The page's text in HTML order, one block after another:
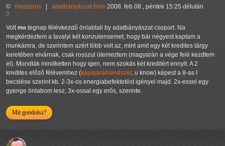
© Haszprus adatbányászat bme 2008. feb 08., péntek 15:25 délután
0
Voltma tegnap félévkezdő önlabtali by adatbányászat csoport. Na
megkérdeztem a tavalyi két konzulensemet, hogy bár négyest kaptam a
munkámra, de szerintem azért több volt az, mint amit egy két kredites tárgy
keretében elvárnak, csak rosszul ütemeztem (magyarán a vége felé kezdtem
el). Mondták mindketten hogy igen, nem szokás két kreditért ennyit.A 2
kredites előző félévemhez (képajánlórendszer, u know) képest a 8-as I
becslése szerint kb. 2-3x-os energiabefektetést igényel majd. 2x-essel egy
gyenge önlabom lesz, 3x-ossal egy erős, szerinte.
Mit gondolsz?